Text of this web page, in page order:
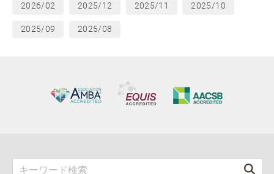
2026/02 2025/12 2025/11 2025/10
2025/09 2025/08